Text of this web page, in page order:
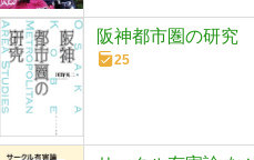
阪神都市圏の研究
25